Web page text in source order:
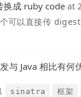
换成 ruby code at
可以直接传
与 Java 相比有何
sinatra 框架